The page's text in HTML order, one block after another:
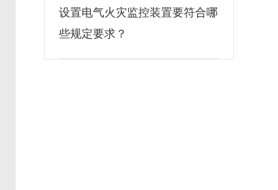
设置电气火灾监控装置要符合哪
些规定要求？